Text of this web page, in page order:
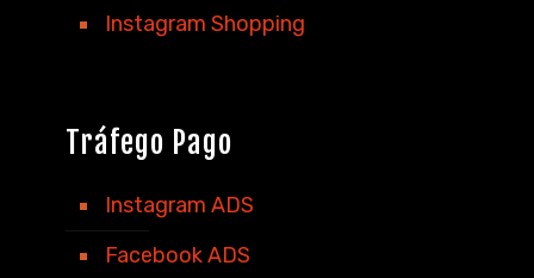
Instagram Shopping
Tráfego Pago
Instagram ADS
Facebook ADS